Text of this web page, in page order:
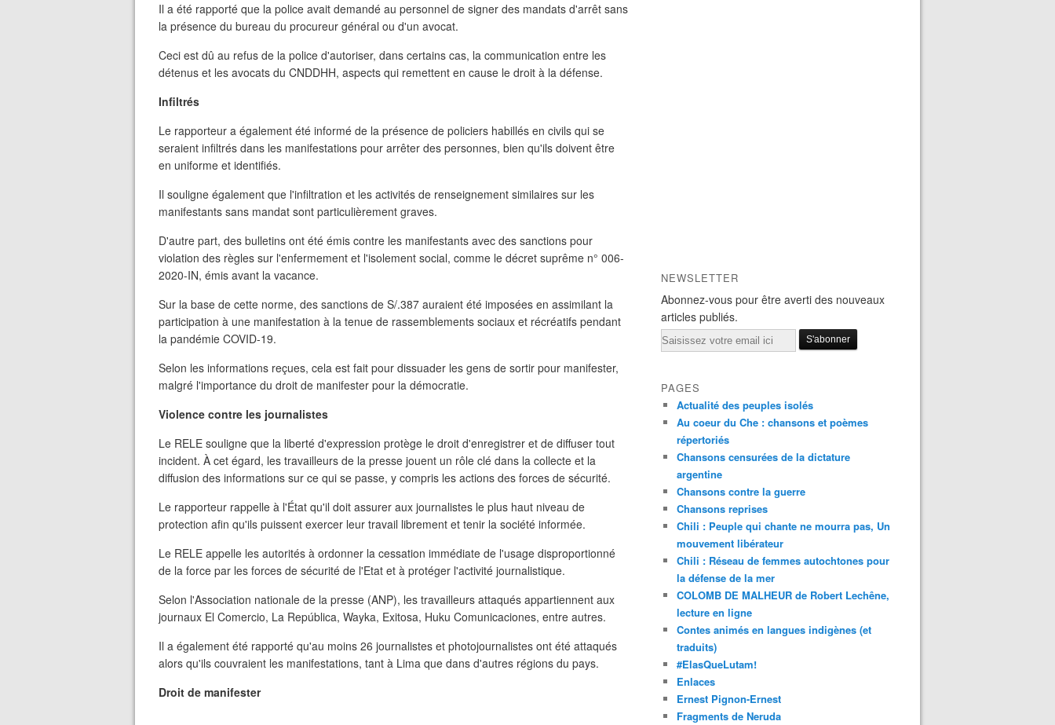
Il a été rapporté que la police avait demandé au personnel de signer des mandats d'arrêt sans
la présence du bureau du procureur général ou d'un avocat.
Ceci est dû au refus de la police d'autoriser, dans certains cas, la communication entre les
détenus et les avocats du CNDDHH, aspects qui remettent en cause le droit à la défense.
Infiltrés
Le rapporteur a également été informé de la présence de policiers habillés en civils qui se
seraient infiltrés dans les manifestations pour arrêter des personnes, bien qu'ils doivent être
en uniforme et identifiés.
Il souligne également que l'infiltration et les activités de renseignement similaires sur les
manifestants sans mandat sont particulièrement graves.
D'autre part, des bulletins ont été émis contre les manifestants avec des sanctions pour
violation des règles sur l'enfermement et l'isolement social, comme le décret suprême n° 006-
2020-IN, émis avant la vacance.
Sur la base de cette norme, des sanctions de S/.387 auraient été imposées en assimilant la
participation à une manifestation à la tenue de rassemblements sociaux et récréatifs pendant
la pandémie COVID-19.
Selon les informations reçues, cela est fait pour dissuader les gens de sortir pour manifester,
malgré l'importance du droit de manifester pour la démocratie.
Violence contre les journalistes
Le RELE souligne que la liberté d'expression protège le droit d'enregistrer et de diffuser tout
incident. À cet égard, les travailleurs de la presse jouent un rôle clé dans la collecte et la
diffusion des informations sur ce qui se passe, y compris les actions des forces de sécurité.
Le rapporteur rappelle à l'État qu'il doit assurer aux journalistes le plus haut niveau de
protection afin qu'ils puissent exercer leur travail librement et tenir la société informée.
Le RELE appelle les autorités à ordonner la cessation immédiate de l'usage disproportionné
de la force par les forces de sécurité de l'Etat et à protéger l'activité journalistique.
Selon l'Association nationale de la presse (ANP), les travailleurs attaqués appartiennent aux
journaux El Comercio, La República, Wayka, Exitosa, Huku Comunicaciones, entre autres.
Il a également été rapporté qu'au moins 26 journalistes et photojournalistes ont été attaqués
alors qu'ils couvraient les manifestations, tant à Lima que dans d'autres régions du pays.
Droit de manifester
NEWSLETTER
Abonnez-vous pour être averti des nouveaux
articles publiés.
Email
PAGES
Actualité des peuples isolés
Au coeur du Che : chansons et poèmes
répertoriés
Chansons censurées de la dictature
argentine
Chansons contre la guerre
Chansons reprises
Chili : Peuple qui chante ne mourra pas, Un
mouvement libérateur
Chili : Réseau de femmes autochtones pour
la défense de la mer
COLOMB DE MALHEUR de Robert Lechêne,
lecture en ligne
Contes animés en langues indigènes (et
traduits)
#ElasQueLutam!
Enlaces
Ernest Pignon-Ernest
Fragments de Neruda